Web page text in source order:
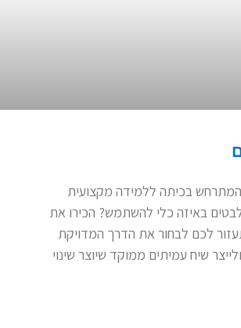
בכיתה ללמידה מקצועית
באיזה כלי להשתמש? הכירו את
לכם לבחור את הדרך המדויקת
שיח עמיתים ממוקד שיוצר שינוי